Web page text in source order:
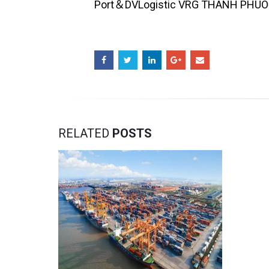
Port＆DVLogistic VRG THANH
RELATED POSTS